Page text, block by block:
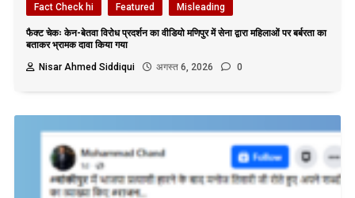
Fact Check hi Featured Misleading
फैक्ट चेकः केन-बेतवा विरोध प्रदर्शन का वीडियो मणिपुर में सेना द्वारा महिलाओं पर बर्बरता का
बताकर भ्रामक दावा किया गया
Nisar Ahmed Siddiqui
अगस्त 6, 2026 0